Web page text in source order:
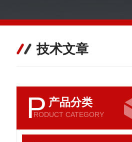
技术文章
P 产品分类
RODUCT CATEGORY